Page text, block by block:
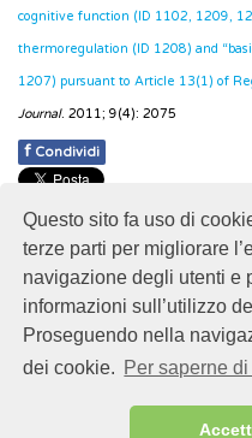
Questo sito fa uso di
terze parti per migliorare
navigazione degli utenti e
informazioni sull’utilizzo
Proseguendo nella
dei cookie. Per saperne di
cognitive function (ID 1102, 1209,
thermoregulation (ID 1208) and
1207) pursuant to Article 13(1) of
Journal. 2011; 9(4): 2075
f Condividi
Pubblicato: 04 Aprile 2019
- Ultimo aggiornamento: 30
© 2018ISSalute - Sito